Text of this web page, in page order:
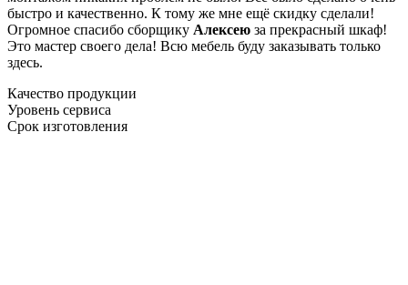
быстро и качественно. К тому же мне ещё скидку сделали!
Огромное спасибо сборщику Алексею за прекрасный шкаф!
Это мастер своего дела! Всю мебель буду заказывать только
здесь.
Качество продукции
Уровень сервиса
Срок изготовления